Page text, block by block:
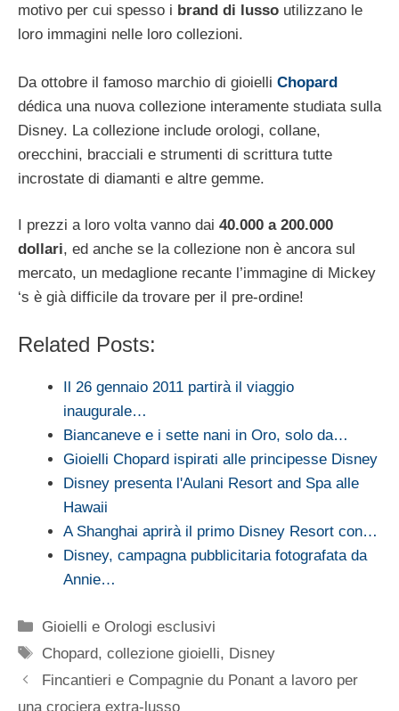
motivo per cui spesso i brand di lusso utilizzano le
loro immagini nelle loro collezioni.
Da ottobre il famoso marchio di gioielli Chopard
dédica una nuova collezione interamente studiata sulla
Disney. La collezione include orologi, collane,
orecchini, bracciali e strumenti di scrittura tutte
incrostate di diamanti e altre gemme.
I prezzi a loro volta vanno dai 40.000 a 200.000
dollari, ed anche se la collezione non è ancora sul
mercato, un medaglione recante l’immagine di Mickey
‘s è già difficile da trovare per il pre-ordine!
Related Posts:
Il 26 gennaio 2011 partirà il viaggio
inaugurale…
Biancaneve e i sette nani in Oro, solo da…
Gioielli Chopard ispirati alle principesse Disney
Disney presenta l'Aulani Resort and Spa alle
Hawaii
A Shanghai aprirà il primo Disney Resort con…
Disney, campagna pubblicitaria fotografata da
Annie…
Categorie
Gioielli e Orologi esclusivi
Tag
Chopard,collezione gioielli, Disney
Fincantieri e Compagnie du Ponant a lavoro per
una crociera extra-lusso